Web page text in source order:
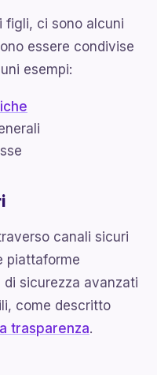
figli, ci sono alcuni
essere condivise
esempi:
canali sicuri
piattaforme
sicurezza avanzati
come descritto
trasparenza.